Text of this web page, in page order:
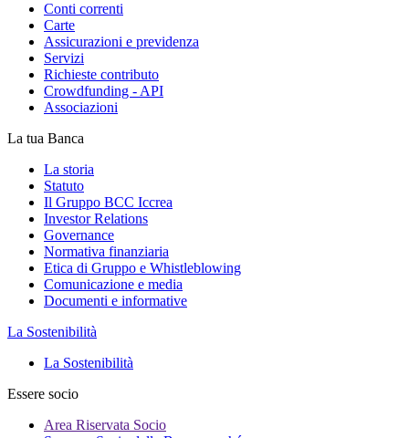
Conti correnti
Carte
Assicurazioni e previdenza
Servizi
Richieste contributo
Crowdfunding - API
Associazioni
La tua Banca
La storia
Statuto
Il Gruppo BCC Iccrea
Investor Relations
Governance
Normativa finanziaria
Etica di Gruppo e Whistleblowing
Comunicazione e media
Documenti e informative
La Sostenibilità
La Sostenibilità
Essere socio
Area Riservata Socio